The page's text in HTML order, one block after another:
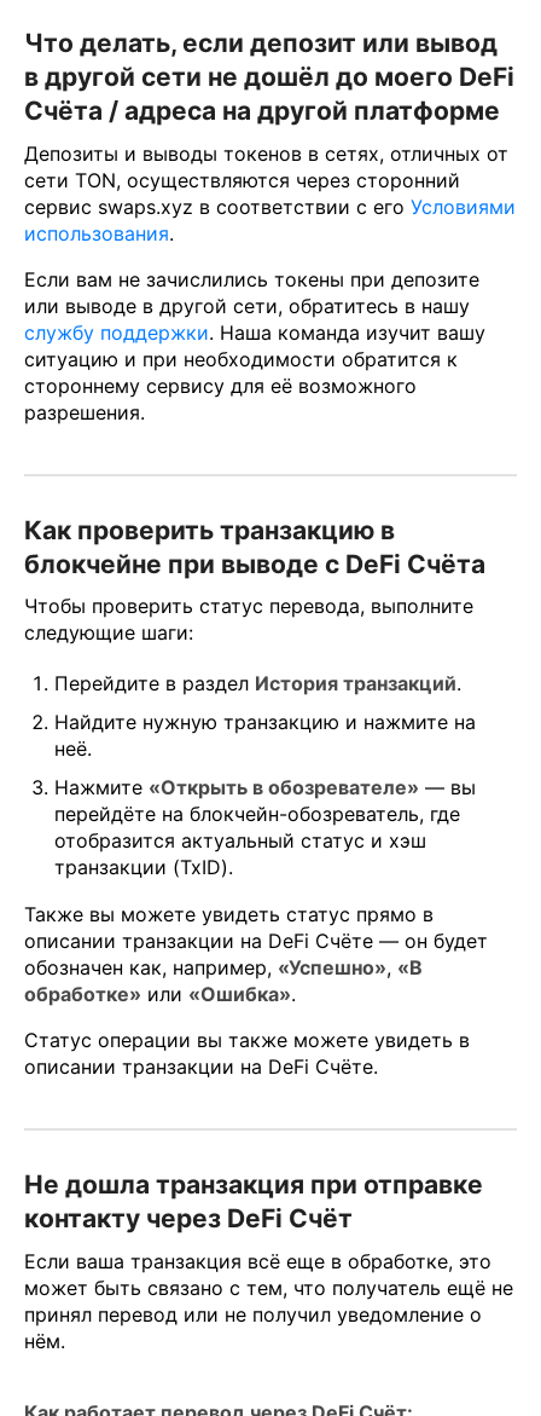
Что делать, если депозит или вывод
в другой сети не дошёл до моего DeFi
Счёта / адреса на другой платформе
Депозиты и выводы токенов в сетях, отличных от
сети TON, осуществляются через сторонний
сервис swaps.xyz в соответствии с его Условиями
использования.
Если вам не зачислились токены при депозите
или выводе в другой сети, обратитесь в нашу
службу поддержки. Наша команда изучит вашу
ситуацию и при необходимости обратится к
стороннему сервису для её возможного
разрешения.
Как проверить транзакцию в
блокчейне при выводе с DeFi Счёта
Чтобы проверить статус перевода, выполните
следующие шаги:
Перейдите в раздел История транзакций.
Найдите нужную транзакцию и нажмите на
неё.
Нажмите «Открыть в обозревателе» — вы
перейдёте на блокчейн-обозреватель, где
отобразится актуальный статус и хэш
транзакции (TxID).
Также вы можете увидеть статус прямо в
описании транзакции на DeFi Счёте — он будет
обозначен как, например, «Успешно», «В
обработке» или «Ошибка».
Статус операции вы также можете увидеть в
описании транзакции на DeFi Счёте.
Не дошла транзакция при отправке
контакту через DeFi Счёт
Если ваша транзакция всё еще в обработке, это
может быть связано с тем, что получатель ещё не
принял перевод или не получил уведомление о
нём.